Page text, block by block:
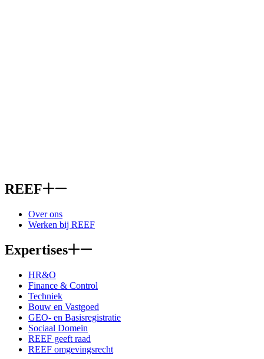
REEF
Over ons
Werken bij REEF
Expertises
HR&O
Finance & Control
Techniek
Bouw en Vastgoed
GEO- en Basisregistratie
Sociaal Domein
REEF geeft raad
REEF omgevingsrecht